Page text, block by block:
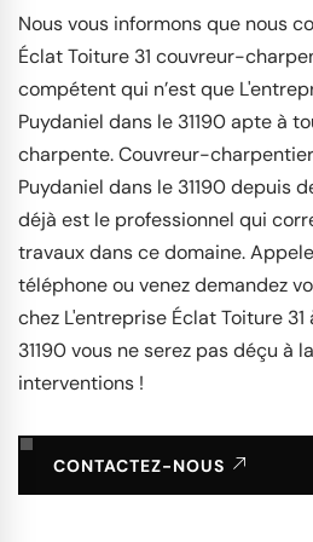
Nous vous informons que nous
Éclat Toiture 31 couvreur-
compétent qui n’est que
Puydaniel dans le 31190 apte à
charpente. Couvreur-
Puydaniel dans le 31190 depuis
déjà est le professionnel qui
travaux dans ce domaine.
téléphone ou venez demandez
chez L'entreprise Éclat Toiture
31190 vous ne serez pas déçu à
interventions !
CONTACTEZ-NOUS